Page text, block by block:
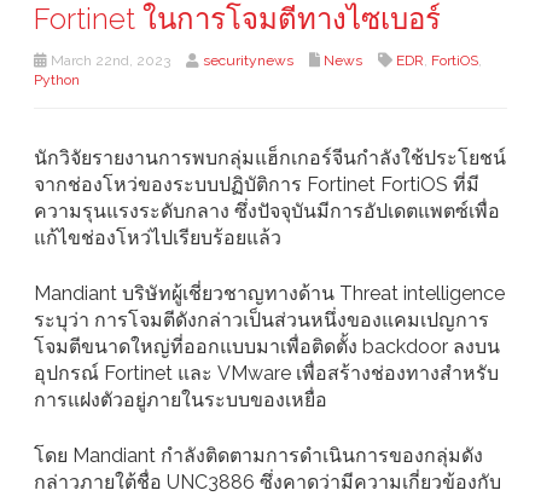
Fortinet ในการโจมตีทางไซเบอร์
March 22nd, 2023 securitynews News EDR, FortiOS,
Python
นักวิจัยรายงานการพบกลุ่มแฮ็กเกอร์จีนกำลังใช้ประโยชน์
จากช่องโหว่ของระบบปฏิบัติการ Fortinet FortiOS ที่มี
ความรุนแรงระดับกลาง ซึ่งปัจจุบันมีการอัปเดตแพตซ์เพื่อ
แก้ไขช่องโหว่ไปเรียบร้อยแล้ว
Mandiant บริษัทผู้เชี่ยวชาญทางด้าน Threat intelligence
ระบุว่า การโจมตีดังกล่าวเป็นส่วนหนึ่งของแคมเปญการ
โจมตีขนาดใหญ่ที่ออกแบบมาเพื่อติดตั้ง backdoor ลงบน
อุปกรณ์ Fortinet และ VMware เพื่อสร้างช่องทางสำหรับ
การแฝงตัวอยู่ภายในระบบของเหยื่อ
โดย Mandiant กำลังติดตามการดำเนินการของกลุ่มดัง
กล่าวภายใต้ชื่อ UNC3886 ซึ่งคาดว่ามีความเกี่ยวข้องกับ